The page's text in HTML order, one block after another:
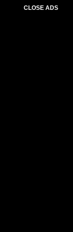
CLOSE ADS